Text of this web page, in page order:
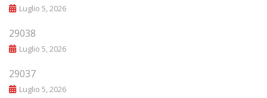
Luglio 5, 2026
29038
Luglio 5, 2026
29037
Luglio 5, 2026